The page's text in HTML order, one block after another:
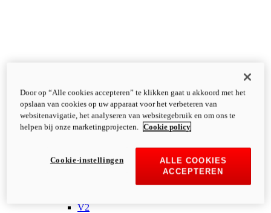
V2
Door op “Alle cookies accepteren” te klikken gaat u akkoord met het
opslaan van cookies op uw apparaat voor het verbeteren van
websitenavigatie, het analyseren van websitegebruik en om ons te
helpen bij onze marketingprojecten.
Cookie policy
ALLE COOKIES
ACCEPTEREN
Cookie-instellingen